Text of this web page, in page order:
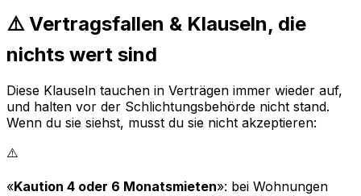
⚠️ Vertragsfallen & Klauseln, die
nichts wert sind
Diese Klauseln tauchen in Verträgen immer wieder auf,
und halten vor der Schlichtungsbehörde nicht stand.
Wenn du sie siehst, musst du sie nicht akzeptieren:
⚠️
«Kaution 4 oder 6 Monatsmieten»: bei Wohnungen